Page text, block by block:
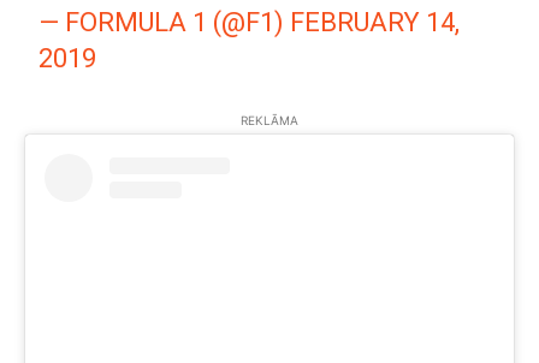
— FORMULA 1 (@F1) FEBRUARY 14,
2019
REKLĀMA